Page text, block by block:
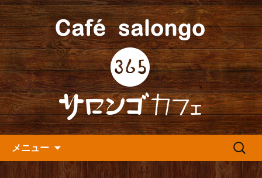
人形町の『365(サロンゴ)カフ
ェ』よりお知らせ
人形町の音楽カフェ『365カフェ』より
最新情報をお届けします。
メニュー
検